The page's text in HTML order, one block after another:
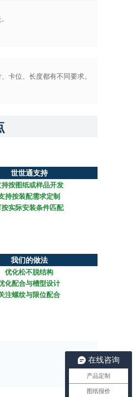
卡位、长度都有不同要求。
世世通支持
按图纸或样品开发
持按装配需求定制
实际安装条件匹配
我们的做法
优化松不脱结构
化配合与槽型设计
注螺纹与限位配合
在线咨询
产品定制
图纸报价